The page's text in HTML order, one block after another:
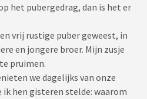
het pubergedrag, dan is het er
vrij rustige puber geweest, in
en jongere broer. Mijn zusje
pruimen.
we dagelijks van onze
ik hen gisteren stelde: waarom